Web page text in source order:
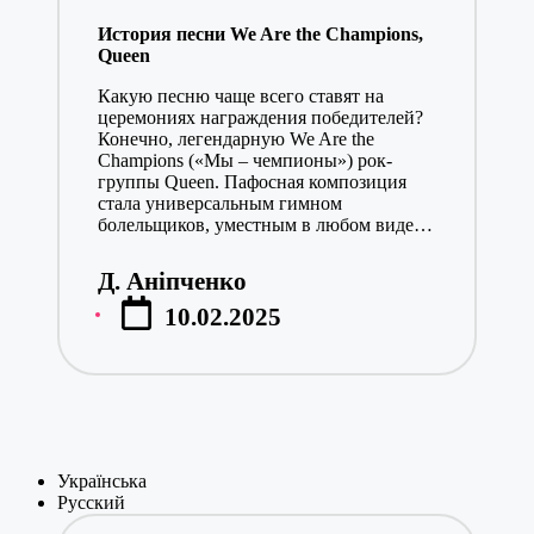
История песни We Are the Champions,
Queen
Какую песню чаще всего ставят на
церемониях награждения победителей?
Конечно, легендарную We Are the
Champions («Мы – чемпионы») рок-
группы Queen. Пафосная композиция
стала универсальным гимном
болельщиков, уместным в любом виде…
Posted
by
Д. Аніпченко
10.02.2025
Українська
Русский